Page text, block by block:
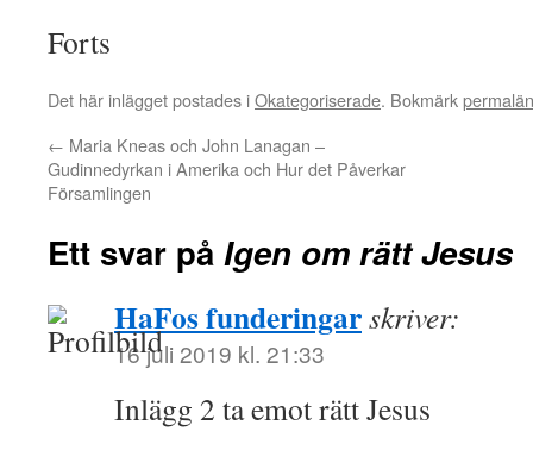
Forts
Det här inlägget postades iOkategoriserade. Bokmärk
← Maria Kneas och John Lanagan –
Gudinnedyrkan i Amerika och Hur det Påverkar
Församlingen
Ett svar på Igen om rätt Jesus
HaFos funderingarskriver:
16 juli 2019 kl. 21:33
Inlägg 2 ta emot rätt Jesus